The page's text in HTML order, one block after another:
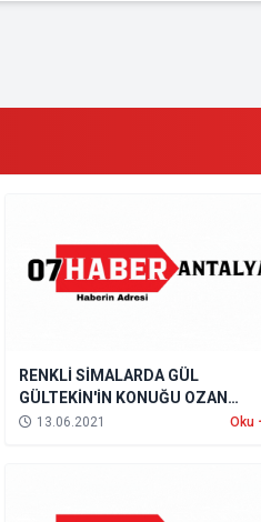
RENKLİ SİMALARDA GÜL
GÜLTEKİN'İN KONUĞU OZAN
GÜNDEMİ OLDU
13.06.2021 Oku